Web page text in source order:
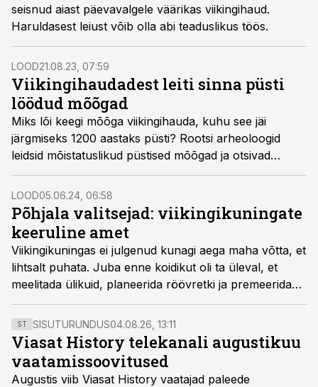
seisnud aiast päevavalgele väärikas viikingihaud.
Haruldasest leiust võib olla abi teaduslikus töös.
LOOD21.08.23, 07:59
Viikingihaudadest leiti sinna püsti
löödud mõõgad
Miks lõi keegi mõõga viikingihauda, kuhu see jäi
järgmiseks 1200 aastaks püsti? Rootsi arheoloogid
leidsid mõistatuslikud püstised mõõgad ja otsivad
seletusi.
LOOD05.06.24, 06:58
Põhjala valitsejad: viikingikuningate
keeruline amet
Viikingikuningas ei julgenud kunagi aega maha võtta, et
lihtsalt puhata. Juba enne koidikut oli ta üleval, et
meelitada ülikuid, planeerida röövretki ja premeerida
oma liitlasi, kes teda võimul hoidsid. Magama sai
kuningas alles kaua pärast päikese­loojangut. Kui
valitseja ei suutnud rahvale jõukust tagada, oli rivaal
valmis talle kohe noa selga lööma.
ST SISUTURUNDUS04.08.26, 13:11
Viasat History telekanali augustikuu
vaatamissoovitused
Augustis viib Viasat History vaatajad paleede